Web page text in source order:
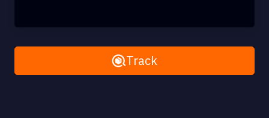
Remove AllTrack